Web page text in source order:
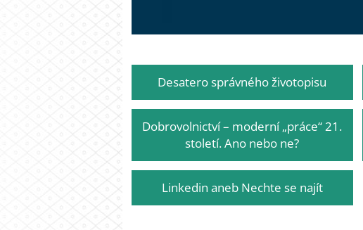
Desatero správného životopisu
Dobrovolnictví – moderní „práce“ 21.
století. Ano nebo ne?
Linkedin aneb Nechte se najít